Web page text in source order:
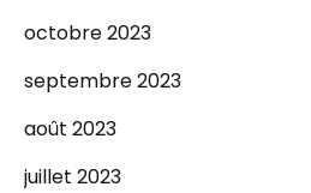
octobre 2023
septembre 2023
août 2023
juillet 2023